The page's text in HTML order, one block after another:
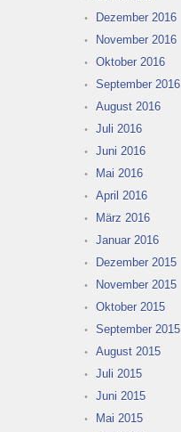
Dezember 2016
November 2016
Oktober 2016
September 2016
August 2016
Juli 2016
Juni 2016
Mai 2016
April 2016
März 2016
Januar 2016
Dezember 2015
November 2015
Oktober 2015
September 2015
August 2015
Juli 2015
Juni 2015
Mai 2015